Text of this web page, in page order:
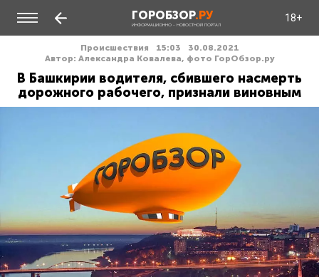
ГОРОБЗОР.РУ
ИНФОРМАЦИОННО - НОВОСТНОЙ ПОРТАЛ
18+
Происшествия 15:03
30.08.2021
Автор: Александра Ковалева, фото ГорОбзор.ру
В Башкирии водителя, сбившего насмерть
дорожного рабочего, признали виновным